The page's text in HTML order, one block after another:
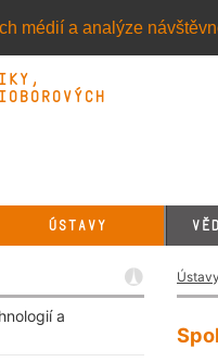
médií a analýze
ÚSTAVY
a
Ústavy